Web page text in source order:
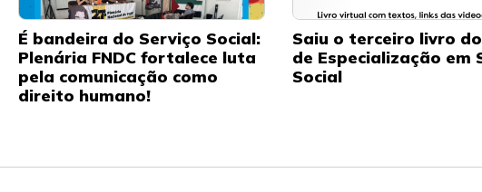
É bandeira do Serviço Social:
Plenária FNDC fortalece luta
pela comunicação como
direito humano!
Saiu o terceiro livro
de Especialização em
Social